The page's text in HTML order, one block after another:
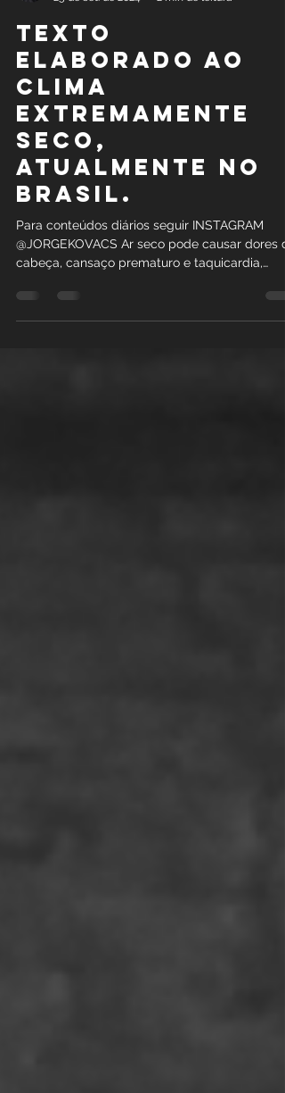
25 de set. de 2024
2 min de leitura
Texto
elaborado AO
CLIMA
EXTREMAMENTE
SECO,
ATUALMENTE NO
BRASIL.
Para conteúdos diários seguir INSTAGRAM